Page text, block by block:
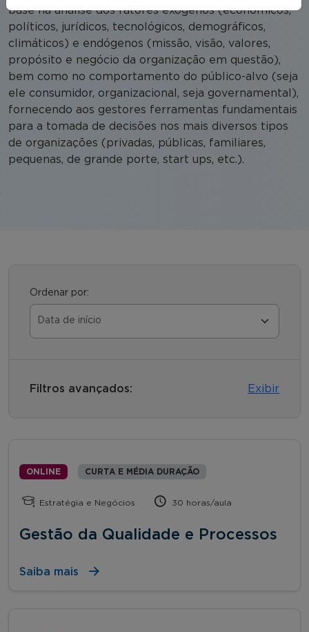
base na análise dos fatores exógenos (econômicos,
políticos, jurídicos, tecnológicos, demográficos,
climáticos) e endógenos (missão, visão, valores,
propósito e negócio da organização em questão),
bem como no comportamento do público-alvo (seja
ele consumidor, organizacional, seja governamental),
fornecendo aos gestores ferramentas fundamentais
para a tomada de decisões nos mais diversos tipos
de organizações (privadas, públicas, familiares,
pequenas, de grande porte, start ups, etc.).
Ordenar por:
Filtros avançados: Exibir
ONLINE CURTA E MÉDIA DURAÇÃO
Estratégia e Negócios 30 horas/aula
Gestão da Qualidade e Processos
Saiba mais